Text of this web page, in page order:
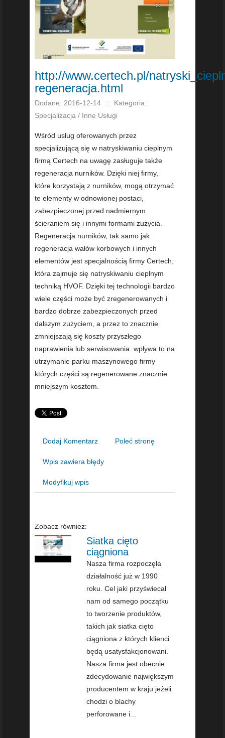
http://www.certech.pl/
regeneracja.html
Dodane: 2016-12-14 ::
Kategoria:
Specjalizacja / Inne Usługi
Wśród usług oferowanych przez
specjalizującą się w natryskiwaniu cieplnym
firmą Certech na uwagę zasługuje także
regeneracja nurników. Dzięki niej firmy,
które korzystają z nurników, mogą otrzymać
te elementy w odnowionej postaci,
zabezpieczonej przed nadmiernym
ścieraniem się i innymi formami zużycia.
Regeneracja nurników, tak samo jak
regeneracja wałów korbowych i innych
elementów jest specjalnością firmy Certech,
która zajmuje się natryskiwaniu cieplnym
techniką HVOF. Dzięki tej technologii bardzo
wiele części może być zregenerowanych i
bardzo dobrze zabezpieczonych przed
dalszym zużyciem, a przez to znacznie
zmniejszają się koszty przyszłego
naprawienia lub serwisowania. wpływa to na
utrzymanie parku maszynowego firmy
których części są regenerowane znacznie
mniejszym kosztem.
Dodaj Komentarz Poleć stronę
Wpis zawiera błędy
Modyfikuj wpis
Zobacz również:
Siatka cięto
ciągniona
Nasza firma rozpoczęła
działalność już w 1990
roku. Cel jaki przyświecał
nam od samego początku
to tworzenie produktów,
takich jak siatka cięto
ciągniona z których klienci
będą usatysfakcjonowani.
Nasza firma jest obecnie
zdecydowanie największym
producentem w kraju jeżeli
chodzi o blachy
perforowane i...